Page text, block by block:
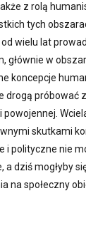
z rolą
tych
wielu lat
głównie w
koncepcje
drogą próbować
skutkami
polityczne nie
dziś mogłyby
na społeczny